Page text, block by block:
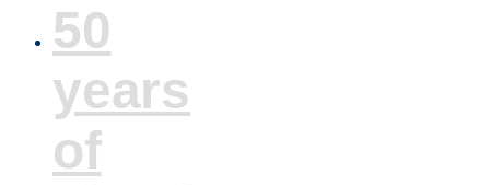
50
years
of